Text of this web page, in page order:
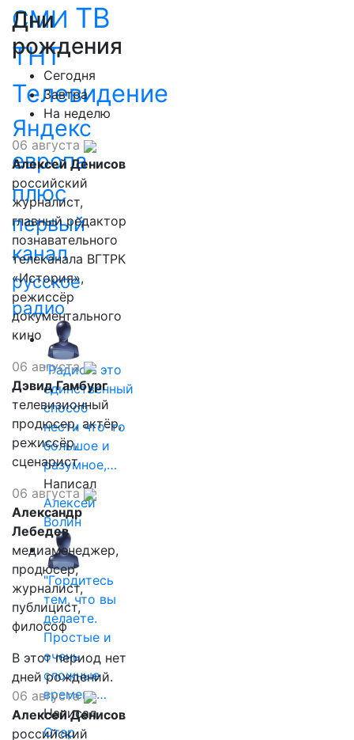
СМИ ТВ
ТНТ
Телевидение
Яндекс
европа
плюс
первый
канал
русское
радио
"Радио - это
единственный
способ
нести что-то
большое и
разумное,…
Написал
Алексей
Волин
"Гордитесь
тем, что вы
делаете.
Простые и
очень
сложные
времена…
Написал
Отар
Дни
рождения
Сегодня
Завтра
На неделю
06 августа
Алексей Денисов
российский
журналист,
главный редактор
познавательного
телеканала ВГТРК
«История»,
режиссёр
документального
кино
06 августа
Дэвид Гамбург
телевизионный
продюсер, актёр,
режиссёр,
сценарист
06 августа
Александр
Лебедев
медиаменеджер,
продюсер,
журналист,
публицист,
философ
В этот период нет
дней рождений.
06 августа
Алексей Денисов
российский